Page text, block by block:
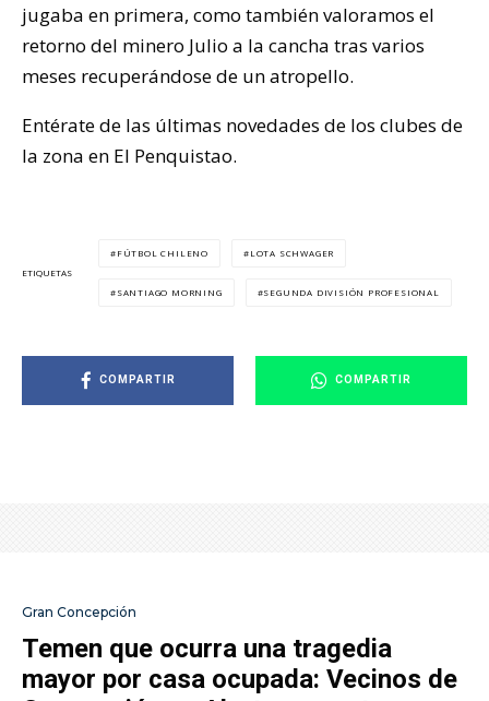
jugaba en primera, como también valoramos el
retorno del minero Julio a la cancha tras varios
meses recuperándose de un atropello.
Entérate de las últimas novedades de los clubes de
la zona en El Penquistao.
ETIQUETAS
FÚTBOL CHILENO LOTA SCHWAGER
SANTIAGO MORNING SEGUNDA DIVISIÓN PROFESIONAL
COMPARTIR COMPARTIR
Gran Concepción
Temen que ocurra una tragedia
mayor por casa ocupada: Vecinos de